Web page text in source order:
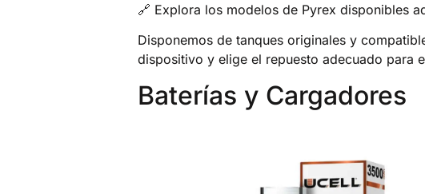
🔗 Explora los modelos de Pyrex disponibles
Disponemos de tanques originales y
dispositivo y elige el repuesto adecuado para
Baterías y Cargadores